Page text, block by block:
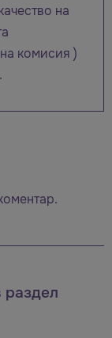
на
комисия )
раздел